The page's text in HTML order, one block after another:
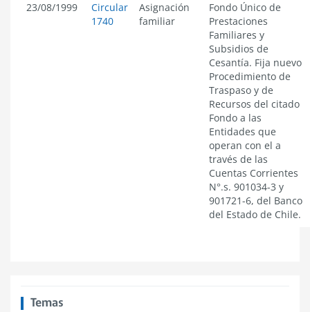
23/08/1999
Circular
1740
Asignación
familiar
Fondo Único de
Prestaciones
Familiares y
Subsidios de
Cesantía. Fija nuevo
Procedimiento de
Traspaso y de
Recursos del citado
Fondo a las
Entidades que
operan con el a
través de las
Cuentas Corrientes
N°.s. 901034-3 y
901721-6, del Banco
del Estado de Chile.
Temas